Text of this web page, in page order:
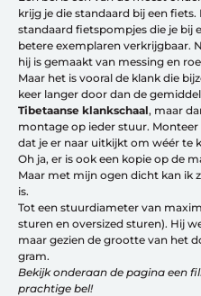
Intakelijst voor een
Keuzehulp: Hoe
Keuzehulp:
Merken
Fietsverzekering
kiezenvan een fiets
Maak een afspraak
krijg je die standaard bij een fiets.
standaard fietspompjes die je bij
betere exemplaren verkrijgbaar.
hij is gemaakt van messing en
Maar het is vooral de klank die
keer langer door dan de
Tibetaanse klankschaal, maar
montage op ieder stuur.
dat je er naar uitkijkt om wéér te
Oh ja, er is ook een kopie op de
Maar met mijn ogen dicht kan ik
is.
Tot een stuurdiameter van
sturen en oversized sturen). Hij
maar gezien de grootte van het
gram.
Bekijk onderaan de pagina een
prachtige bel!